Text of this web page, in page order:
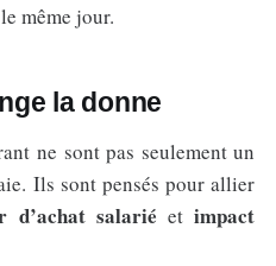
même jour.
la donne
ne sont pas seulement un
Ils sont pensés pour allier
d’achat salarié etimpact